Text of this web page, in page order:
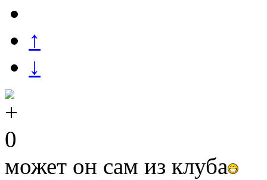
↑
↓
0
может он сам из клуба